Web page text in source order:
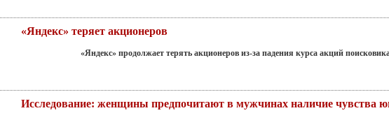
«Яндекс» теряет акционеров
«Яндекс» продолжает терять акционеров из-за падения курса акций
Исследование: женщины предпочитают в мужчинах наличие чувства